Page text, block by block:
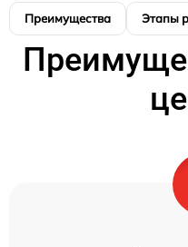
Преимущества Этапы